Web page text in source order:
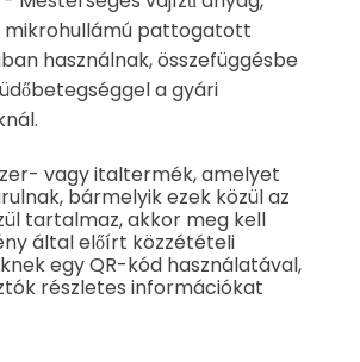
pattogatott
használnak, összefüggésbe
a gyári
vagy italtermék, amelyet
bármelyik ezek közül az
tartalmaz, akkor meg kell
által előírt közzétételi
egy QR-kód használatával,
részletes információkat